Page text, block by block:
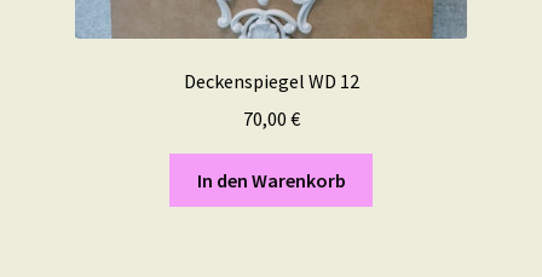
Deckenspiegel WD 12
70,00 €
In den Warenkorb